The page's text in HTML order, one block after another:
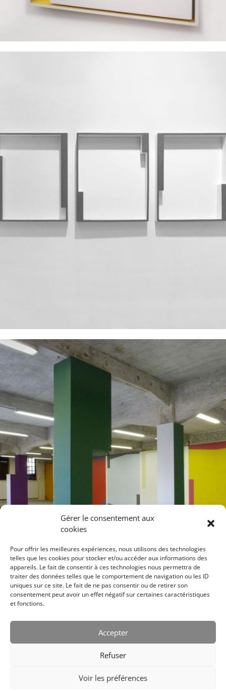
Gérer le consentement aux
cookies
Pour offrir les meilleures expériences, nous utilisons des technologies
telles que les cookies pour stocker et/ou accéder aux informations des
appareils. Le fait de consentir à ces technologies nous permettra de
traiter des données telles que le comportement de navigation ou les ID
uniques sur ce site. Le fait de ne pas consentir ou de retirer son
consentement peut avoir un effet négatif sur certaines caractéristiques
et fonctions.
Accepter
Refuser
Voir les préférences